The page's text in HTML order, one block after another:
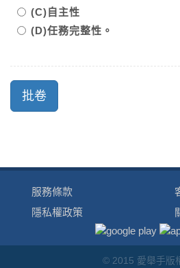
(C)自主性
(D)任務完整性。
服務條款
隱私權政策
© 2015 愛舉手版